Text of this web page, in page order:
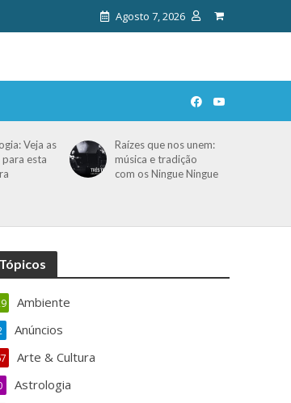
Agosto 7, 2026
Veja as
esta
Raízes que nos unem:
música e tradição
com os Ningue Ningue
Tópicos
Ambiente
Anúncios
Arte & Cultura
Astrologia